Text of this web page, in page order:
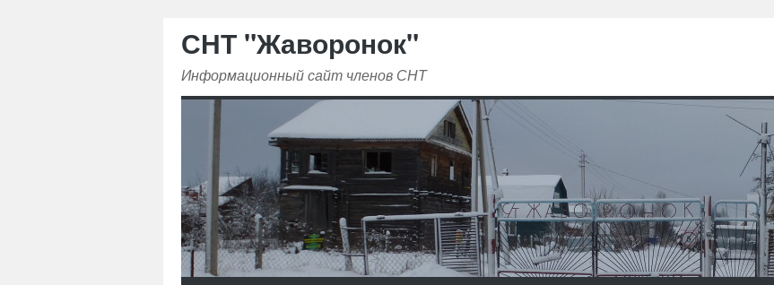
СНТ "Жаворонок"
Информационный сайт членов СНТ